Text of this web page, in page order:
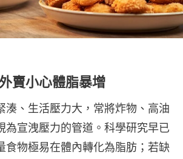
賣小心體脂暴增
湊、生活壓力大，常將炸物、高油
為宣洩壓力的管道。科學研究早已
食物極易在體內轉化為脂肪；若缺